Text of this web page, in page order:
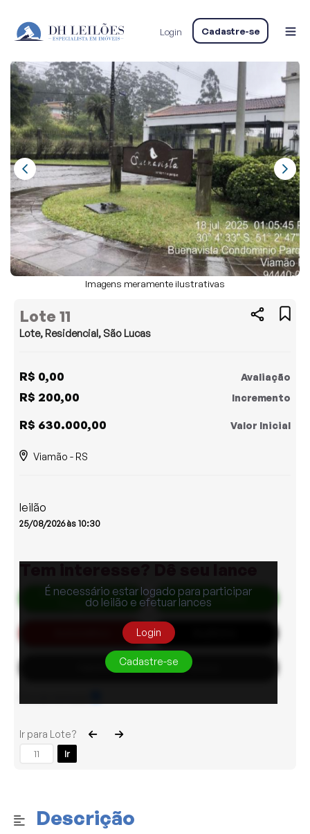
Login Cadastre-se
LEILÃO DE DIVERSOS IMÓVEIS RESIDENCIAIS E RURAIS
RESIDENCIAL
Lote Lote, Residencial, São Lucas
Imagens meramente ilustrativas
Descrição
Lote 11
Lote, Residencial, São Lucas
R$ 0,00 Avaliação
R$ 200,00 Incremento
R$ 630.000,00 Valor Inicial
Viamão - RS
leilão
25/08/2026 às 10:30
Lance Parcelado /
Proposta
Lance à Vista
Habilite-se para efetuar lances
É necessário estar logado para participar
do leilão e efetuar lances
Login
Cadastre-se
Ir para Lote?
Ir